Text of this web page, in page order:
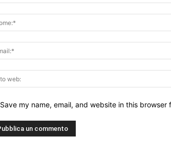
Save my name, email, and website in this